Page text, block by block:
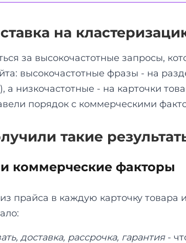
на
за высокочастотные запросы,
высокочастотные фразы - на
а низкочастотные - на карточки
порядок с коммерческими
такие
коммерческие факторы
прайса в каждую карточку товара
доставка, рассрочка, гарантия-